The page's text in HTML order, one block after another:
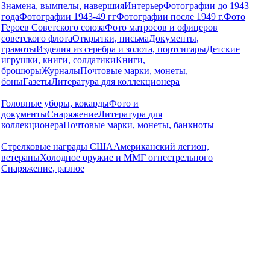
Знамена, вымпелы, навершияИнтерьерФотографии до 1943
годаФотографии 1943-49 ггФотографии после 1949 г.Фото
Героев Советского союзаФото матросов и офицеров
советского флотаОткрытки, письмаДокументы,
грамотыИзделия из серебра и золота, портсигарыДетские
игрушки, книги, солдатикиКниги,
брошюрыЖурналыПочтовые марки, монеты,
боныГазетыЛитература для коллекционера
Головные уборы, кокардыФото и
документыСнаряжениеЛитература для
коллекционераПочтовые марки, монеты, банкноты
Стрелковые награды СШААмериканский легион,
ветераныХолодное оружие и ММГ огнестрельного
Снаряжение, разное